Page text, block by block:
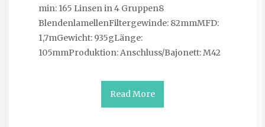
min: 165 Linsen in 4 Gruppen8
BlendenlamellenFiltergewinde: 82mmMFD:
1,7mGewicht: 935gLänge:
105mmProduktion: Anschluss/Bajonett: M42
Read More